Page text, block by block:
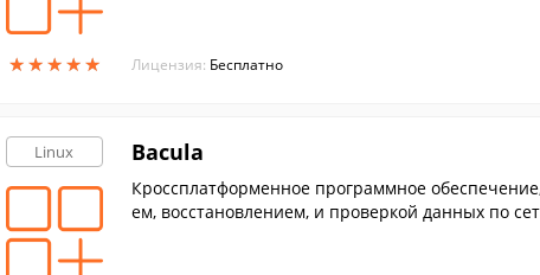
★★★★★
★★★★★ Лицензия: Бесплатно
Linux Bacula
Кроссплатформенное программное
ем, восстановлением, и проверкой данных по